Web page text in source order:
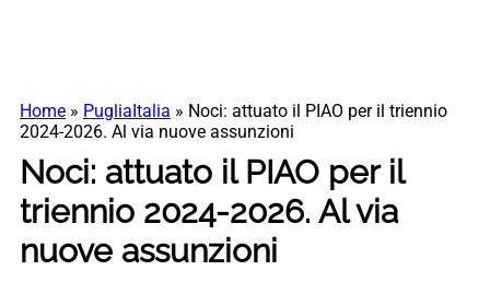
Home » PugliaItalia » Noci: attuato il PIAO per il triennio
2024-2026. Al via nuove assunzioni
Noci: attuato il PIAO per il
triennio 2024-2026. Al via
nuove assunzioni